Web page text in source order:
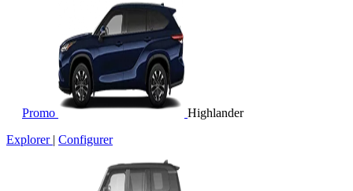
Promo
Highlander
Explorer | Configurer